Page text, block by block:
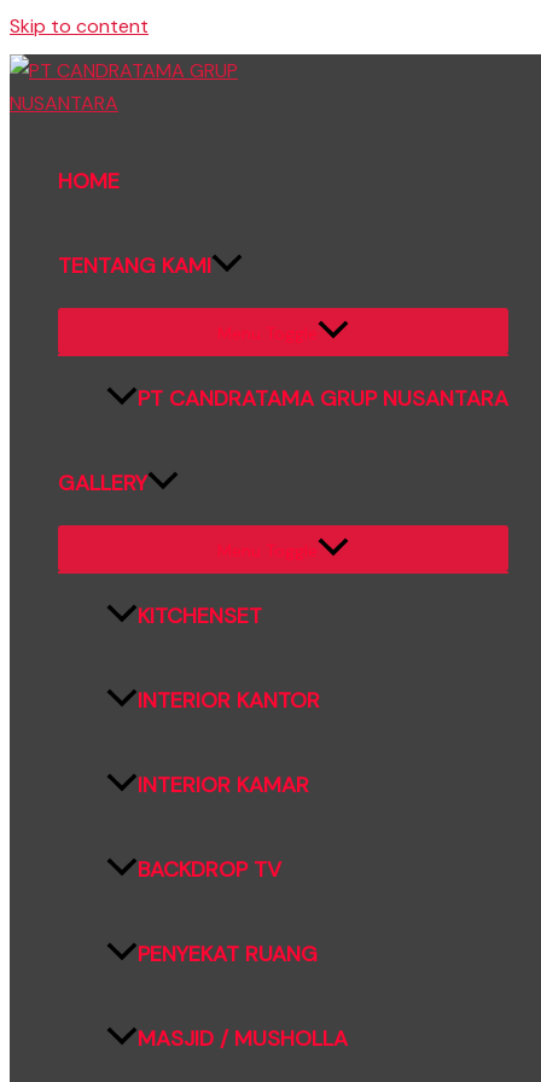
Skip to content
HOME
TENTANG KAMI
Menu Toggle
PT CANDRATAMA GRUP NUSANTARA
GALLERY
Menu Toggle
KITCHENSET
INTERIOR KANTOR
INTERIOR KAMAR
BACKDROP TV
PENYEKAT RUANG
MASJID / MUSHOLLA